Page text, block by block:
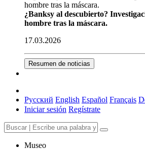
¿Banksy al descubierto?
hombre tras la máscara.
17.03.2026
Resumen de noticias
Русский English Español Français
Iniciar sesión Regístrate
Museo